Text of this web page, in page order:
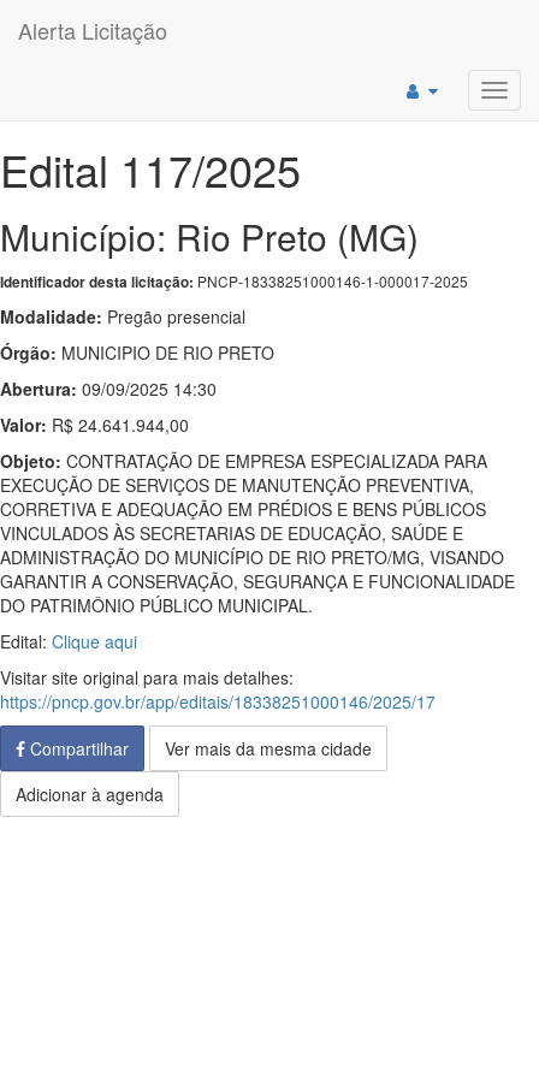
Alerta Licitação
Edital 117/2025
Município: Rio Preto (MG)
Identificador desta licitação: PNCP-18338251000146-1-000017-2025
Modalidade: Pregão presencial
Órgão: MUNICIPIO DE RIO PRETO
Abertura: 09/09/2025 14:30
Valor: R$ 24.641.944,00
Objeto: CONTRATAÇÃO DE EMPRESA ESPECIALIZADA PARA
EXECUÇÃO DE SERVIÇOS DE MANUTENÇÃO PREVENTIVA,
CORRETIVA E ADEQUAÇÃO EM PRÉDIOS E BENS PÚBLICOS
VINCULADOS ÀS SECRETARIAS DE EDUCAÇÃO, SAÚDE E
ADMINISTRAÇÃO DO MUNICÍPIO DE RIO PRETO/MG, VISANDO
GARANTIR A CONSERVAÇÃO, SEGURANÇA E FUNCIONALIDADE
DO PATRIMÔNIO PÚBLICO MUNICIPAL.
Edital: Clique aqui
Visitar site original para mais detalhes:
https://pncp.gov.br/app/editais/18338251000146/2025/17
Compartilhar
Ver mais da mesma cidade
Adicionar à agenda